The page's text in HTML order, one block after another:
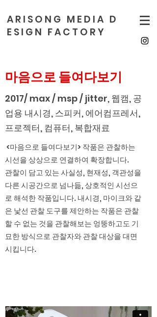
A R I S O N G M E D I A D
E S I G N F A C T O R Y
마음으로 들여다보기
2017/ max / msp / jitter, 웹캠, 공
업용 내시경, 스피커, 에어컴프레서,
프로젝터, 컴퓨터, 복합재료
<마음으로 들여다보기> 작품은 관찰하는
시선을 상상으로 연결하여 확장합니다.
관찰이 담고 있는 사실성, 현재성, 객관성을
다른 시공간으로 넘나듦, 상호적인 시선으
로 해석한 작품입니다. 내시경, 마이크와 같
은 낯선 관찰 도구를 제안하는 작품은 관찰
할 수 없는 것을 관찰해보는 엉뚱하고도 기
묘한 방식으로 관찰자와 관찰 대상을 대면
시킵니다.